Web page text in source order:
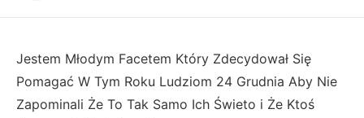
Jestem Młodym Facetem Który Zdecydował Się
Pomagać W Tym Roku Ludziom 24 Grudnia Aby Nie
Zapominali Że To Tak Samo Ich Świeto i Że Ktoś